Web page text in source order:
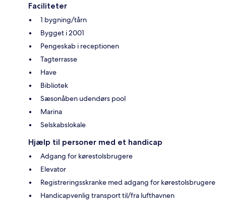
Faciliteter
1 bygning/tårn
Bygget i 2001
Pengeskab i receptionen
Tagterrasse
Have
Bibliotek
Sæsonåben udendørs pool
Marina
Selskabslokale
Hjælp til personer med et handicap
Adgang for kørestolsbrugere
Elevator
Registreringsskranke med adgang for kørestolsbrugere
Handicapvenlig transport til/fra lufthavnen